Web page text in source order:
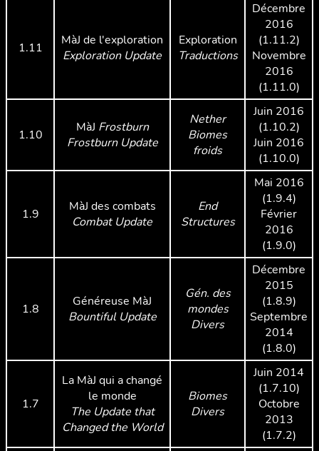
1.11
MàJ de l'exploration
Exploration Update
Exploration
Traductions
Décembre
2016
(1.11.2)
Novembre
2016
(1.11.0)
1.10 MàJ Frostburn
Frostburn Update
Nether
Biomes
froids
Juin 2016
(1.10.2)
Juin 2016
(1.10.0)
1.9
MàJ des combats
Combat Update
End
Structures
Mai 2016
(1.9.4)
Février
2016
(1.9.0)
1.8
Généreuse MàJ
Bountiful Update
Gén. des
mondes
Divers
Décembre
2015
(1.8.9)
Septembre
2014
(1.8.0)
1.7
La MàJ qui a changé
le monde
The Update that
Changed the World
Biomes
Divers
Juin 2014
(1.7.10)
Octobre
2013
(1.7.2)